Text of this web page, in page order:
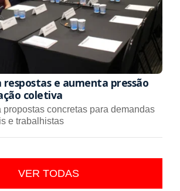
respostas e aumenta pressão
coletiva
concretas para demandas
e trabalhistas
VER TODAS